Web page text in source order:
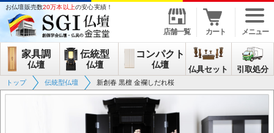
お仏壇販売数20万本以上の安心実績！
店舗一覧 カート メニュー
家具調
仏壇
伝統型
仏壇
コンパクト
仏壇 仏具セット 引取処分
トップ 伝統型仏壇 新創春 黒檀 金襴しだれ桜